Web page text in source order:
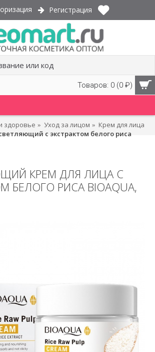
Регистрация
Товаров: 0 (0 ₽)
здоровье Уход за лицом
Крем для лица
с экстрактом белого риса
КРЕМ ДЛЯ ЛИЦА С
БЕЛОГО РИСА BIOAQUA,